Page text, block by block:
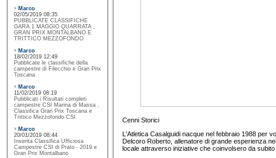
Marco
02/05/2019 08:35
PUBBLICATE CLASSIFICHE
GARA 1 MAGGIO QUARRATA ,
GRAN PRIX MONTALBANO E
TRITTICO MEZZOFONDO
Marco
18/02/2019 12:49
Pubblicate le classifiche della
campestre di Filecchio e Gran Prix
Toscana
Marco
11/02/2019 08:19
Pubblicati i Risultati completi
campestre CSI Marina di Massa ,
Classifica Gran Prix Toscana e
Trittico Mezzofondo CSI
Marco
20/01/2019 08:44
Inserita Classifica Ufficiosa
Campestre CSI di Prato - 2019 e
Gran Prix Montalbano
Cenni Storici
L'Atletica Casalguidi nacque nel febbraio 1988 per
Delcoro Roberto, allenatore di grande esperienza
locale attraverso iniziative che coinvolsero da